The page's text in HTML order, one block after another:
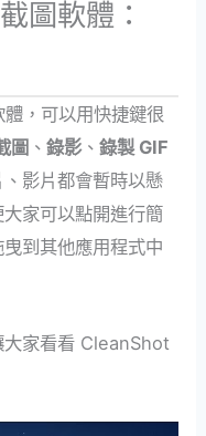
圖軟體：
，可以用快捷鍵很
圖 、錄影、錄製 GIF
影片都會暫時以懸
家可以點開進行簡
到其他應用程式中
家看看 CleanShot